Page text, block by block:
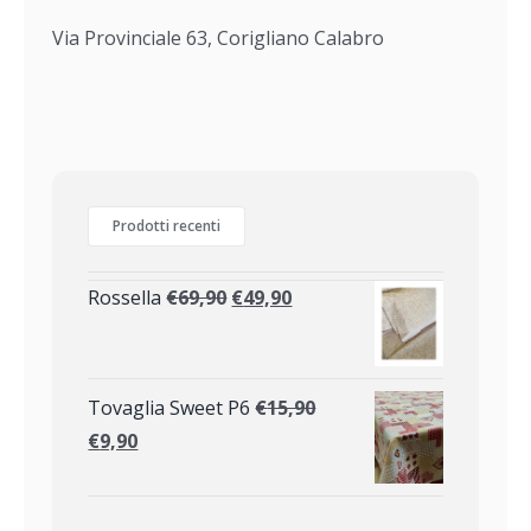
Via Provinciale 63, Corigliano Calabro
Prodotti recenti
Rossella €69,90 €49,90
Tovaglia Sweet P6 €15,90
€9,90